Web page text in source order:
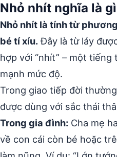
Nhỏ nhít nghĩa là
Nhỏ nhít là tính từ
bé tí xíu.Đây là từ láy
hợp với “nhít” – một
mạnh mức độ.
Trong giao tiếp đời
được dùng với sắc thái
Trong gia đình: Cha mẹ
về con cái còn bé hoặc